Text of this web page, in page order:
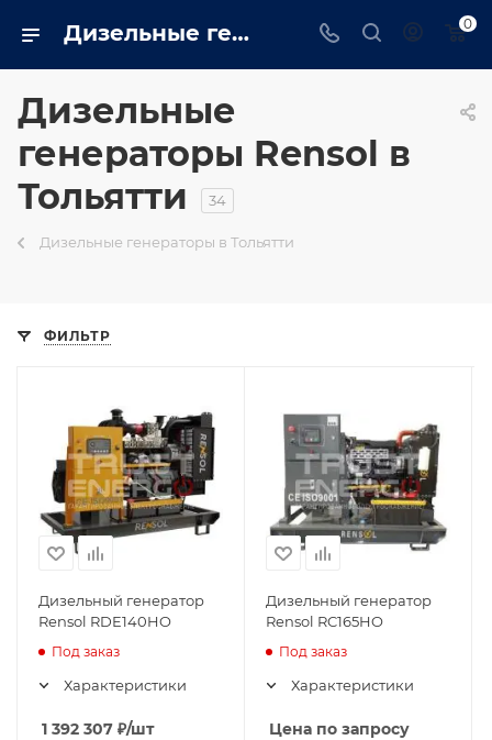
Дизельные генераторы rensol: Промышленные, бытовые купить в Тольятти на сайте - tolyatti.trustenergo.ru 0
Дизельные
генераторы Rensol в
Тольятти
34
Дизельные генераторы в Тольятти
ФИЛЬТР
Дизельный генератор
Rensol RDE140HO
Под заказ
Характеристики
1 392 307 ₽/шт
Дизельный генератор
Rensol RC165HO
Под заказ
Характеристики
Цена по запросу